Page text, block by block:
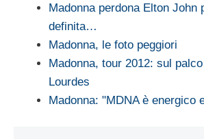
Madonna perdona Elton John
definita…
Madonna, le foto peggiori
Madonna, tour 2012: sul
Lourdes
Madonna: "MDNA è energico